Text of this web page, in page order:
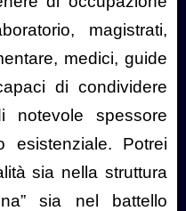
magistrati,
medici, guide
di condividere
notevole spessore
esistenziale. Potrei
sia nella struttura
sia nel battello